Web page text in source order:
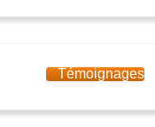
Témoignages